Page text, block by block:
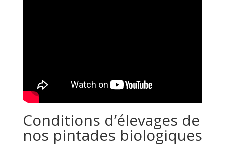
Conditions d’élevages de
nos pintades biologiques